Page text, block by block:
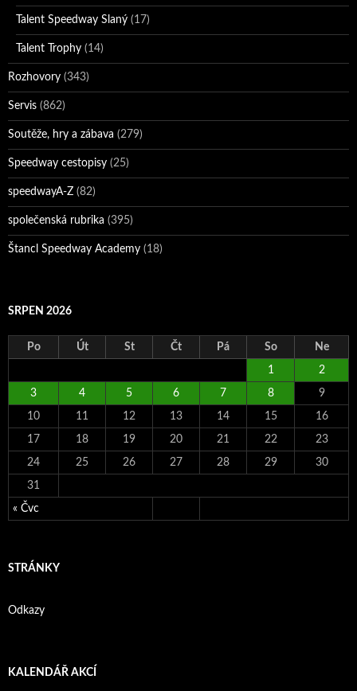
Talent Speedway Slaný (17)
Talent Trophy (14)
Rozhovory (343)
Servis (862)
Soutěže, hry a zábava (279)
Speedway cestopisy (25)
speedwayA-Z (82)
společenská rubrika (395)
Štancl Speedway Academy (18)
SRPEN 2026
Po Út St Čt Pá So Ne
« Čvc
1 2
3 4 5 6 7 8 9
10 11 12 13 14 15 16
17 18 19 20 21 22 23
24 25 26 27 28 29 30
31
STRÁNKY
Odkazy
KALENDÁŘ AKCÍ